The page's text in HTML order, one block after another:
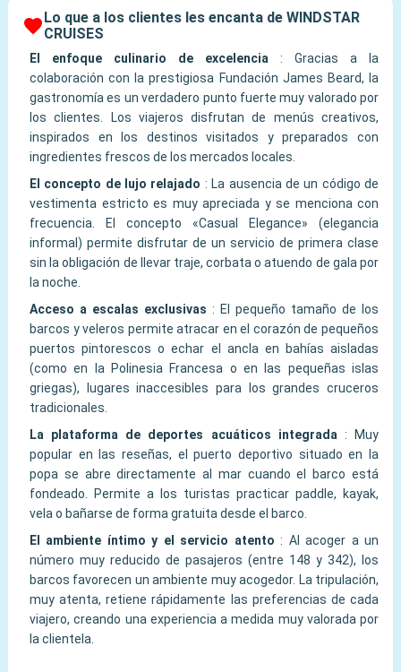
Lo que a los clientes les encanta de WINDSTAR
CRUISES
El enfoque culinario de excelencia : Gracias a la
colaboración con la prestigiosa Fundación James Beard, la
gastronomía es un verdadero punto fuerte muy valorado por
los clientes. Los viajeros disfrutan de menús creativos,
inspirados en los destinos visitados y preparados con
ingredientes frescos de los mercados locales.
El concepto de lujo relajado : La ausencia de un código de
vestimenta estricto es muy apreciada y se menciona con
frecuencia. El concepto «Casual Elegance» (elegancia
informal) permite disfrutar de un servicio de primera clase
sin la obligación de llevar traje, corbata o atuendo de gala por
la noche.
Acceso a escalas exclusivas : El pequeño tamaño de los
barcos y veleros permite atracar en el corazón de pequeños
puertos pintorescos o echar el ancla en bahías aisladas
(como en la Polinesia Francesa o en las pequeñas islas
griegas), lugares inaccesibles para los grandes cruceros
tradicionales.
La plataforma de deportes acuáticos integrada :
Muy
popular en las reseñas, el puerto deportivo situado en la
popa se abre directamente al mar cuando el barco está
fondeado. Permite a los turistas practicar paddle, kayak,
vela o bañarse de forma gratuita desde el barco.
El ambiente íntimo y el servicio atento : Al acoger a un
número muy reducido de pasajeros (entre 148 y 342), los
barcos favorecen un ambiente muy acogedor. La tripulación,
muy atenta, retiene rápidamente las preferencias de cada
viajero, creando una experiencia a medida muy valorada por
la clientela.